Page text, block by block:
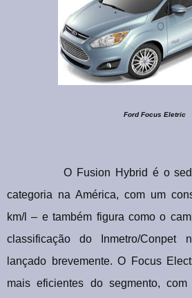
Ford Focus Eletric
O Fusion Hybrid é o sedã
categoria na América, com um
km/l – e também figura como o
classificação do Inmetro/Conpet
lançado brevemente. O Focus
mais eficientes do segmento, com